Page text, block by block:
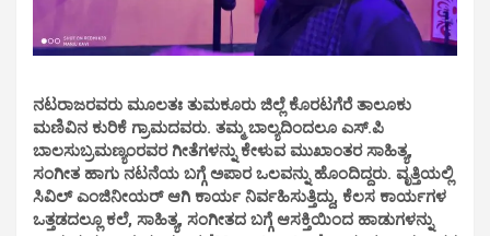
ನಟರಾಜರವರು ಮೂಲತಃ ತುಮಕೂರು ಜಿಲ್ಲೆ ಕೊರಟಗೆರೆ ತಾಲೂಕು
ಮಣಿವಿನ ಕುರಿಕೆ ಗ್ರಾಮದವರು. ತಮ್ಮ ಬಾಲ್ಯದಿಂದಲೂ ಎಸ್.ಪಿ
ಬಾಲಸುಬ್ರಮಣ್ಯಂರವರ ಗೀತೆಗಳನ್ನು ಕೇಳುವ ಮುಖಾಂತರ ಸಾಹಿತ್ಯ,
ಸಂಗೀತ ಹಾಗು ನಟನೆಯ ಬಗ್ಗೆ ಅಪಾರ ಒಲವನ್ನು ಹೊಂದಿದ್ದರು. ವೃತ್ತಿಯಲ್ಲಿ
ಸಿವಿಲ್ ಎಂಜಿನೀಯರ್ ಆಗಿ ಕಾರ್ಯ ನಿರ್ವಹಿಸುತ್ತಿದ್ದು, ಕೆಲಸ ಕಾರ್ಯಗಳ
ಒತ್ತಡದಲ್ಲೂ ಕಲೆ, ಸಾಹಿತ್ಯ, ಸಂಗೀತದ ಬಗ್ಗೆ ಆಸಕ್ತಿಯಿಂದ ಹಾಡುಗಳನ್ನು